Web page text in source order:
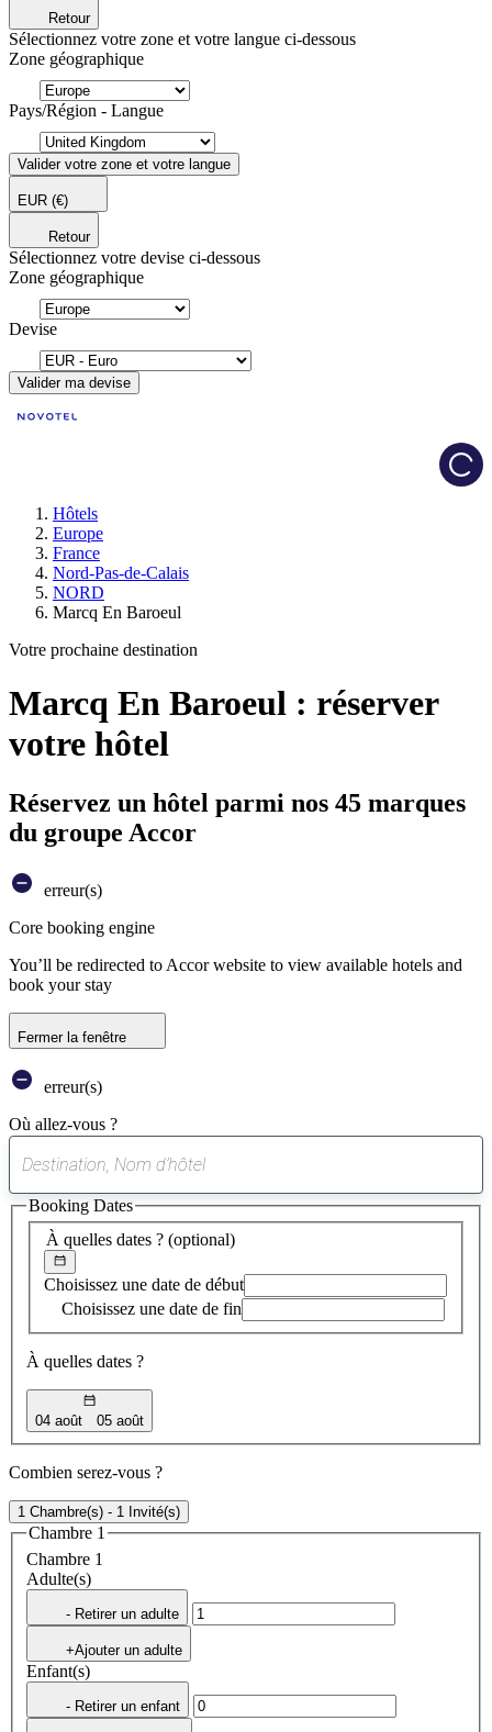
Retour
Sélectionnez votre zone et votre langue ci-dessous
Zone géographique
Pays/Région - Langue
Valider votre zone et votre langue
EUR (€)
Retour
Sélectionnez votre devise ci-dessous
Zone géographique
Devise
Valider ma devise
Hôtels
Europe
France
Nord-Pas-de-Calais
NORD
Marcq En Baroeul
Votre prochaine destination
Marcq En Baroeul : réserver
votre hôtel
Réservez un hôtel parmi nos 45 marques
du groupe Accor
erreur(s)
Core booking engine
You’ll be redirected to Accor website to view available hotels and
book your stay
Fermer la fenêtre
erreur(s)
Où allez-vous ?
suggestion
trouvée
À quelles dates ? (optional)
Choisissez une date de début
Choisissez une date de fin
À quelles dates ?
04 août 05 août
Booking Dates
Combien serez-vous ?
1 Chambre(s) - 1 Invité(s)
Chambre 1
Chambre 1
Adulte(s)
- Retirer un adulte
+Ajouter un adulte
Enfant(s)
- Retirer un enfant